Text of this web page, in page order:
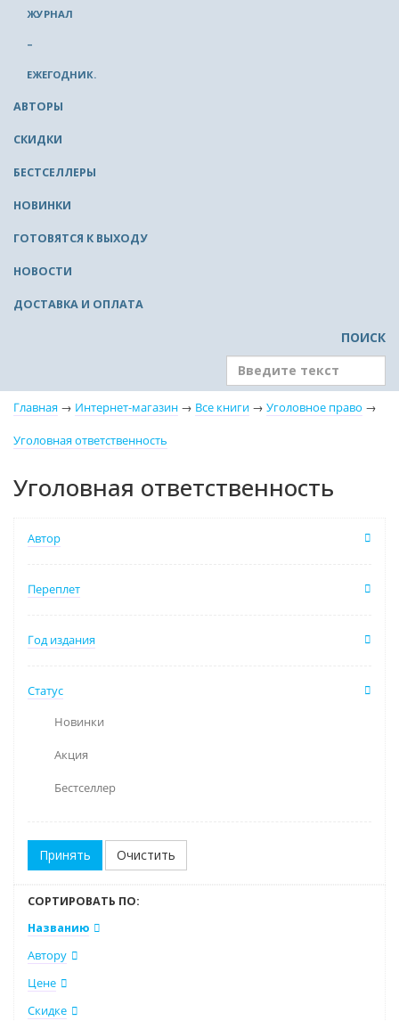
ЖУРНАЛ
–
ЕЖЕГОДНИК.
АВТОРЫ
СКИДКИ
БЕСТСЕЛЛЕРЫ
НОВИНКИ
ГОТОВЯТСЯ К ВЫХОДУ
НОВОСТИ
ДОСТАВКА И ОПЛАТА
ПОИСК
Главная → Интернет-магазин → Все книги → Уголовное право →
Уголовная ответственность
Уголовная ответственность
Автор
Переплет
Год издания
Статус
Новинки
Акция
Бестселлер
Очистить
СОРТИРОВАТЬ ПО:
Названию
Автору
Цене
Скидке